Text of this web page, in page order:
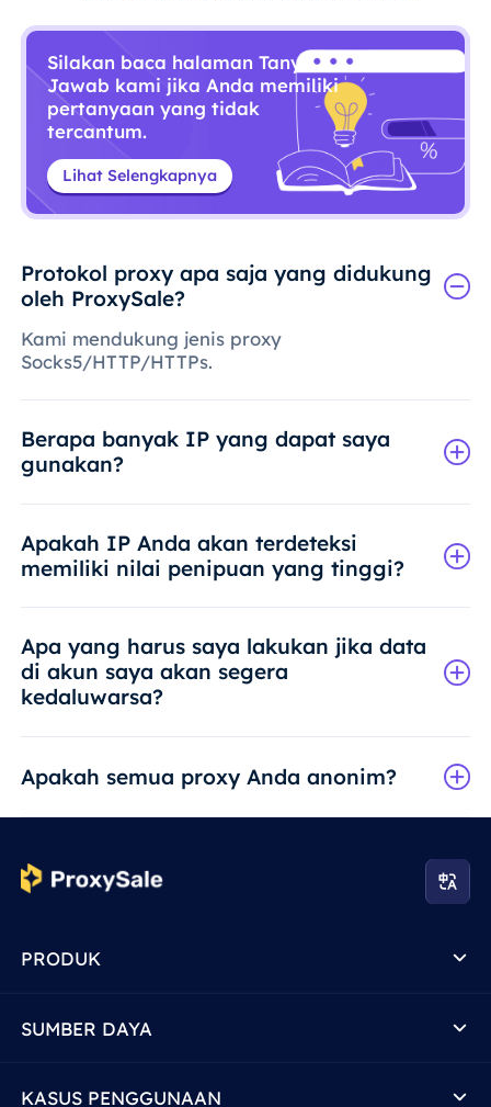
Silakan baca halaman Tanya
Jawab kami jika Anda memiliki
pertanyaan yang tidak
tercantum.
Lihat Selengkapnya
Protokol proxy apa saja yang didukung
oleh ProxySale?
Kami mendukung jenis proxy
Socks5/HTTP/HTTPs.
Berapa banyak IP yang dapat saya
gunakan?
Apakah IP Anda akan terdeteksi
memiliki nilai penipuan yang tinggi?
Apa yang harus saya lakukan jika data
di akun saya akan segera
kedaluwarsa?
Apakah semua proxy Anda anonim?
PRODUK
SUMBER DAYA
KASUS PENGGUNAAN